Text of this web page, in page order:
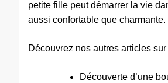
petite fille peut démarrer la vie
aussi confortable que charmante.
Découvrez nos autres articles
Découverte d’une